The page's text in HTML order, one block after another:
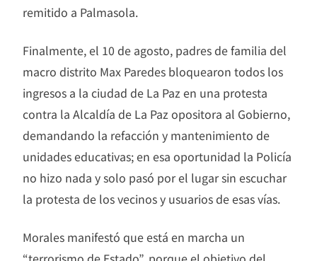
remitido a Palmasola.
Finalmente, el 10 de agosto, padres de familia del
macro distrito Max Paredes bloquearon todos los
ingresos a la ciudad de La Paz en una protesta
contra la Alcaldía de La Paz opositora al Gobierno,
demandando la refacción y mantenimiento de
unidades educativas; en esa oportunidad la Policía
no hizo nada y solo pasó por el lugar sin escuchar
la protesta de los vecinos y usuarios de esas vías.
Morales manifestó que está en marcha un